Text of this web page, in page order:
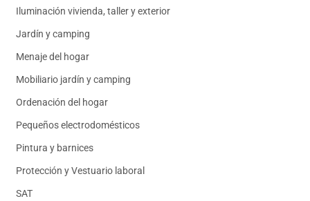
Iluminación vivienda, taller y exterior
Jardín y camping
Menaje del hogar
Mobiliario jardín y camping
Ordenación del hogar
Pequeños electrodomésticos
Pintura y barnices
Protección y Vestuario laboral
SAT